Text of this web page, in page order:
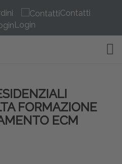
Contatti
Login
FORMAZIONE
ECM